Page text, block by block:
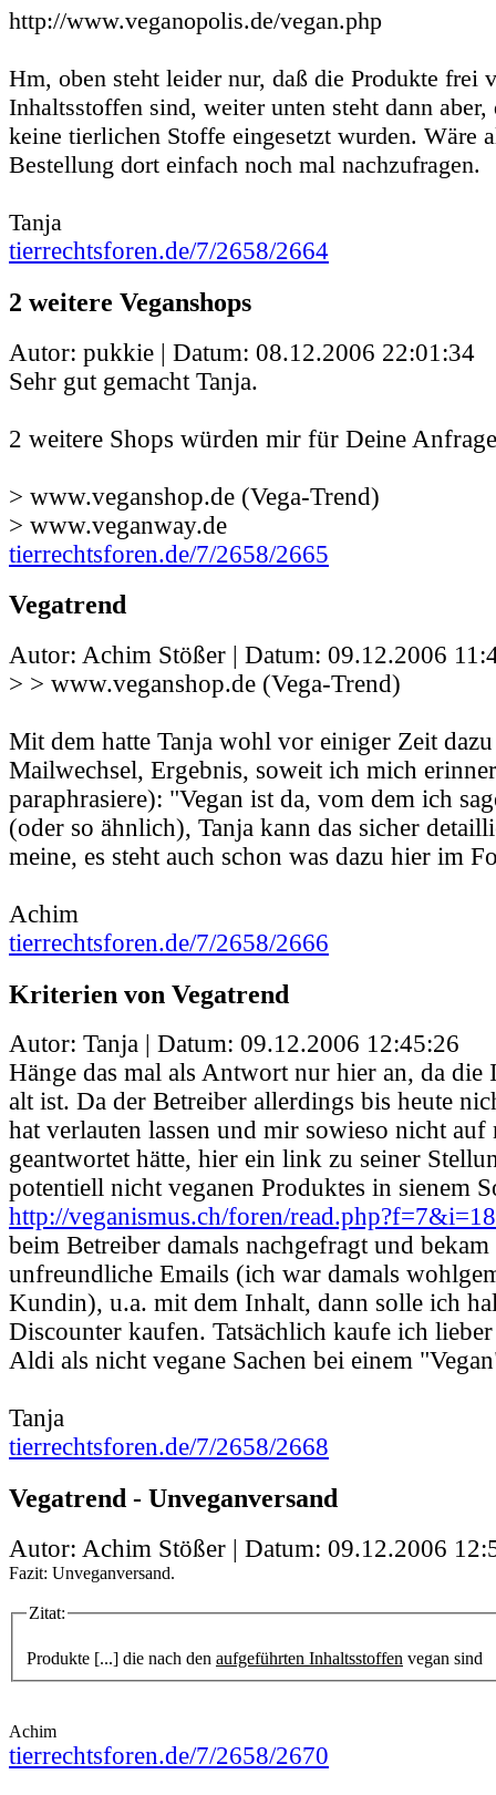
http://www.veganopolis.de/vegan.php
Hm, oben steht leider nur, daß die Produkte frei
Inhaltsstoffen sind, weiter unten steht dann
keine tierlichen Stoffe eingesetzt wurden. Wäre
Bestellung dort einfach noch mal nachzufragen.
Tanja
tierrechtsforen.de/7/2658/2664
2 weitere Veganshops
Autor: pukkie | Datum: 08.12.2006 22:01:34
Sehr gut gemacht Tanja.
2 weitere Shops würden mir für Deine
> www.veganshop.de (Vega-Trend)
> www.veganway.de
tierrechtsforen.de/7/2658/2665
Vegatrend
Autor: Achim Stößer | Datum: 09.12.2006
> > www.veganshop.de (Vega-Trend)
Mit dem hatte Tanja wohl vor einiger Zeit
Mailwechsel, Ergebnis, soweit ich mich
paraphrasiere): "Vegan ist da, vom dem ich
(oder so ähnlich), Tanja kann das sicher
meine, es steht auch schon was dazu hier im
Achim
tierrechtsforen.de/7/2658/2666
Kriterien von Vegatrend
Autor: Tanja | Datum: 09.12.2006 12:45:26
Hänge das mal als Antwort nur hier an, da die
alt ist. Da der Betreiber allerdings bis heute
hat verlauten lassen und mir sowieso nicht auf
geantwortet hätte, hier ein link zu seiner
potentiell nicht veganen Produktes in sienem
http://veganismus.ch/foren/
beim Betreiber damals nachgefragt und bekam
unfreundliche Emails (ich war damals
Kundin), u.a. mit dem Inhalt, dann solle ich
Discounter kaufen. Tatsächlich kaufe ich
Aldi als nicht vegane Sachen bei einem
Tanja
tierrechtsforen.de/7/2658/2668
Vegatrend - Unveganversand
Autor: Achim Stößer | Datum: 09.12.2006
Fazit: Unveganversand.
Zitat:
Produkte [...] die nach den aufgeführten Inhaltsstoffen vegan sind
Achim
tierrechtsforen.de/7/2658/2670